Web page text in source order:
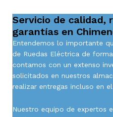
Servicio de calidad,
garantías en
Entendemos lo importante
de Ruedas Eléctrica de
contamos con un extenso
solicitados en nuestros
realizar entregas incluso en
Nuestro equipo de expertos